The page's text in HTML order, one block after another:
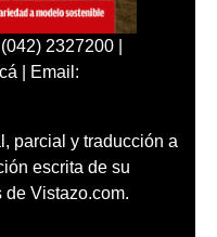
2327200 |
| Email:
parcial y traducción a
escrita de su
de Vistazo.com.